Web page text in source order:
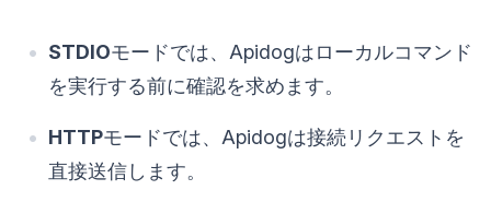
STDIOモードでは、Apidogはローカルコマンド
を実行する前に確認を求めます。
HTTPモードでは、Apidogは接続リクエストを
直接送信します。